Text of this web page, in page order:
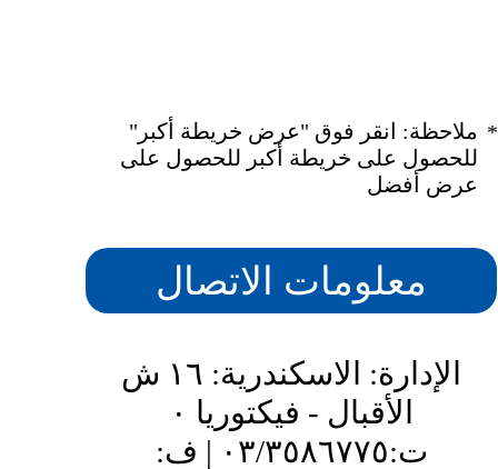
ملاحظة: انقر فوق "عرض خريطة أكبر"
للحصول على خريطة أكبر للحصول على
عرض أفضل
*
معلومات الاتصال
الإدارة: الاسكندرية: ١٦ ش
الأقبال - فيكتوريا ٠
ت:٠٣/٣٥٨٦٧٧٥ | ف: